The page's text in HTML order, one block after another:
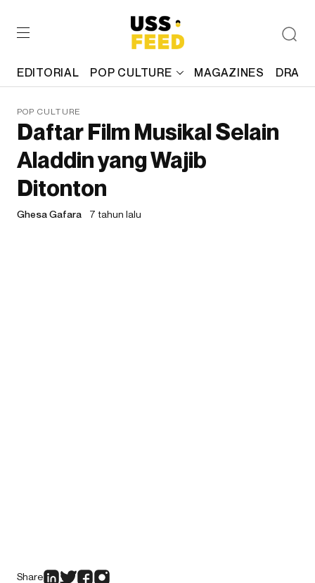
EDITORIAL POP CULTURE MAGAZINES
POP CULTURE
Daftar Film Musikal Selain
Aladdin yang Wajib
Ditonton
Ghesa Gafara 7 tahun lalu
Share